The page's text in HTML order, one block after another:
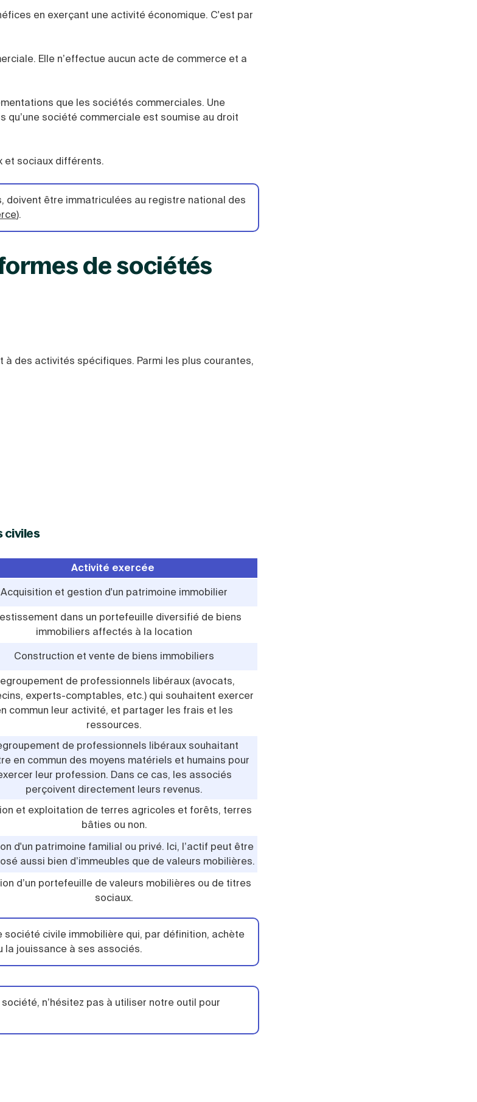
en exerçant une activité économique. C'est par
Elle n’effectue aucun acte de commerce et a
que les sociétés commerciales. Une
qu’une société commerciale est soumise au droit
et sociaux différents.
être immatriculées au registre national des
).
de sociétés
des activités spécifiques. Parmi les plus courantes,
civiles
Activité exercée
Acquisition et gestion d'un patrimoine immobilier
dans un portefeuille diversifié de biens
immobiliers affectés à la location
Construction et vente de biens immobiliers
de professionnels libéraux (avocats,
experts-comptables, etc.) qui souhaitent exercer
commun leur activité, et partager les frais et les
ressources.
de professionnels libéraux souhaitant
en commun des moyens matériels et humains pour
leur profession. Dans ce cas, les associés
perçoivent directement leurs revenus.
et exploitation de terres agricoles et forêts, terres
bâties ou non.
d'un patrimoine familial ou privé. Ici, l’actif peut être
aussi bien d’immeubles que de valeurs mobilières.
d’un portefeuille de valeurs mobilières ou de titres
sociaux.
société civile immobilière qui, par définition, achète
la jouissance à ses associés.
n’hésitez pas à utiliser notre outil pour